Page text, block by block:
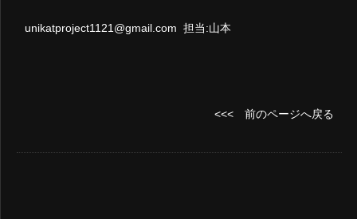
unikatproject1121@gmail.com 担当:山本
<<< 前のページへ戻る